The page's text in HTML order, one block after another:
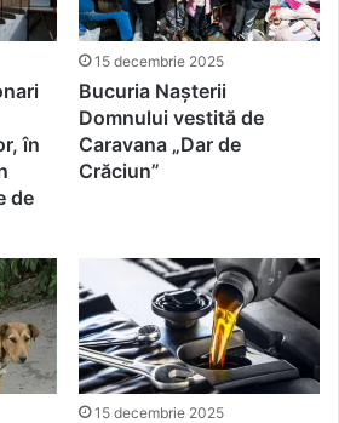
în
de
15 decembrie 2025
Bucuria Nașterii
Domnului vestită de
Caravana „Dar de
Crăciun”
15 decembrie 2025